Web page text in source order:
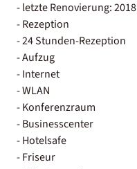
- letzte Renovierung: 2018
- Rezeption
- 24 Stunden-Rezeption
- Aufzug
- Internet
- WLAN
- Konferenzraum
- Businesscenter
- Hotelsafe
- Friseur